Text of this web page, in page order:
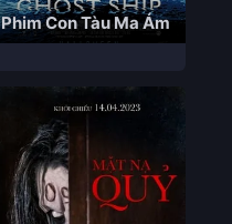
Phim Con Tàu Ma Ám